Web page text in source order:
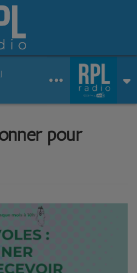
(COMME BEN MAZUE)
pour